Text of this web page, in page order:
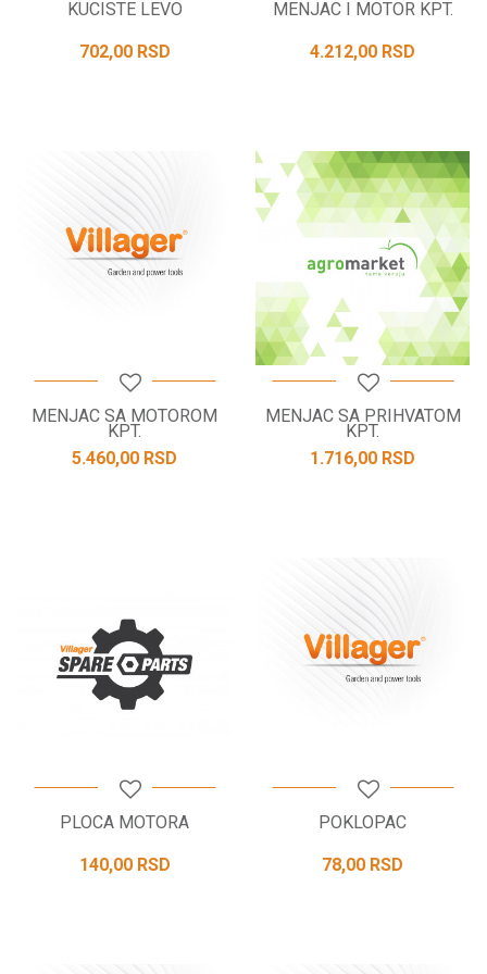
KUCISTE LEVO
702,00 RSD
MENJAC I MOTOR KPT.
4.212,00 RSD
MENJAC SA MOTOROM
KPT.
5.460,00 RSD
MENJAC SA PRIHVATOM
KPT.
1.716,00 RSD
PLOCA MOTORA
140,00 RSD
POKLOPAC
78,00 RSD